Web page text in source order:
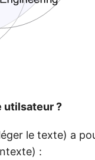
utilsateur ?
le texte) a
: